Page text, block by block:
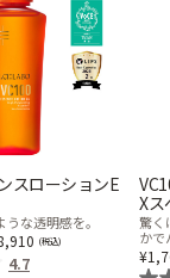
クトライン TOP
スローションE
な透明感を。
4.7
Xス
驚く
かで